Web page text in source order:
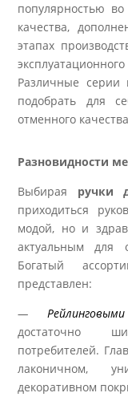
популярностью
качества,
этапах
Различные серии
подобрать для
отменного
Разновидности
Выбирая ручки
приходиться
модой, но и
актуальным для
Богатый
представлен:
—
достаточно
потребителей.
лаконичном,
декоративном